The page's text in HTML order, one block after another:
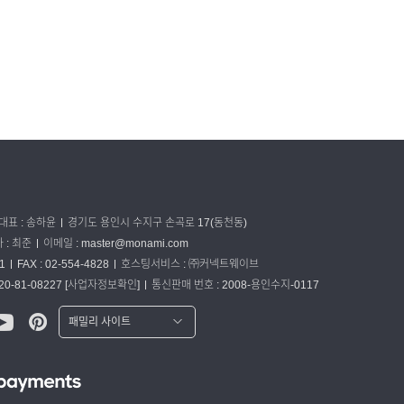
표 : 송하윤
경기도 용인시 수지구 손곡로 17(동천동)
: 최준
이메일 : master@monami.com
FAX : 02-554-4828
호스팅서비스 : ㈜커넥트웨이브
81-08227 [사업자정보확인] 통신판매 번호 : 2008-용인수지-0117
패밀리 사이트
파카 글로벌